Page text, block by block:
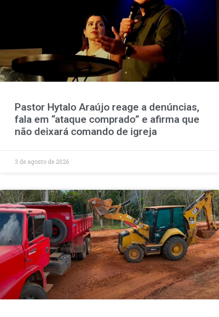
Pastor Hytalo Araújo reage a denúncias,
fala em “ataque comprado” e afirma que
não deixará comando de igreja
3 de agosto de 2026